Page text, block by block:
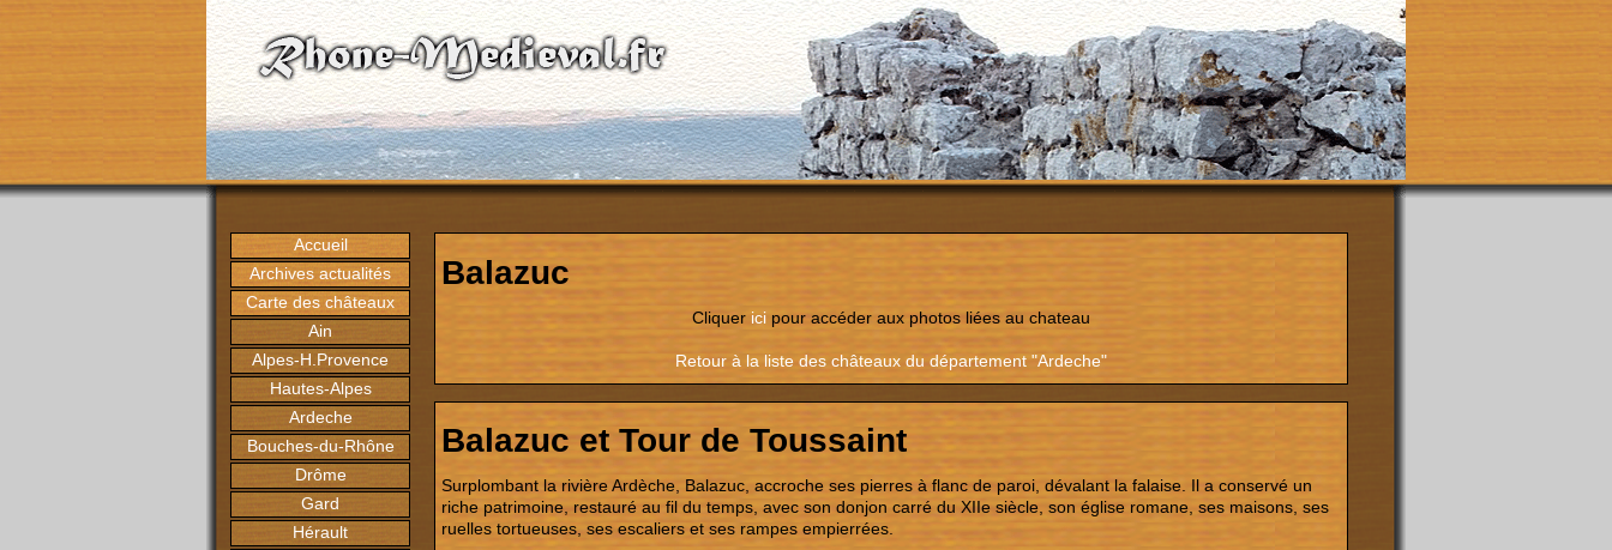
Accueil
Archives actualités
Carte des châteaux
Ain
Alpes-H.Provence
Hautes-Alpes
Ardeche
Bouches-du-Rhône
Drôme
Gard
Hérault
Balazuc
Cliquer ici pour accéder aux photos liées au chateau
Retour à la liste des châteaux du département "Ardeche"
Balazuc et Tour de Toussaint
Surplombant la rivière Ardèche, Balazuc, accroche ses pierres à flanc de paroi, dévalant la falaise. Il a conservé un
riche patrimoine, restauré au fil du temps, avec son donjon carré du XIIe siècle, son église romane, ses maisons, ses
ruelles tortueuses, ses escaliers et ses rampes empierrées.